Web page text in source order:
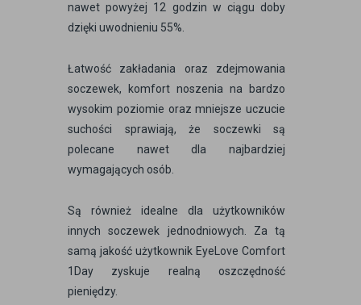
nawet powyżej 12 godzin w ciągu doby
dzięki uwodnieniu 55%.
Łatwość zakładania oraz zdejmowania
soczewek, komfort noszenia na bardzo
wysokim poziomie oraz mniejsze uczucie
suchości sprawiają, że soczewki są
polecane nawet dla najbardziej
wymagających osób.
Są również idealne dla użytkowników
innych soczewek jednodniowych. Za tą
samą jakość użytkownik EyeLove Comfort
1Day zyskuje realną oszczędność
pieniędzy.